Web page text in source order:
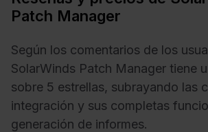
Patch Manager
Según los comentarios de los
SolarWinds Patch Manager tiene
sobre 5 estrellas, subrayando las
integración y sus completas
generación de informes.